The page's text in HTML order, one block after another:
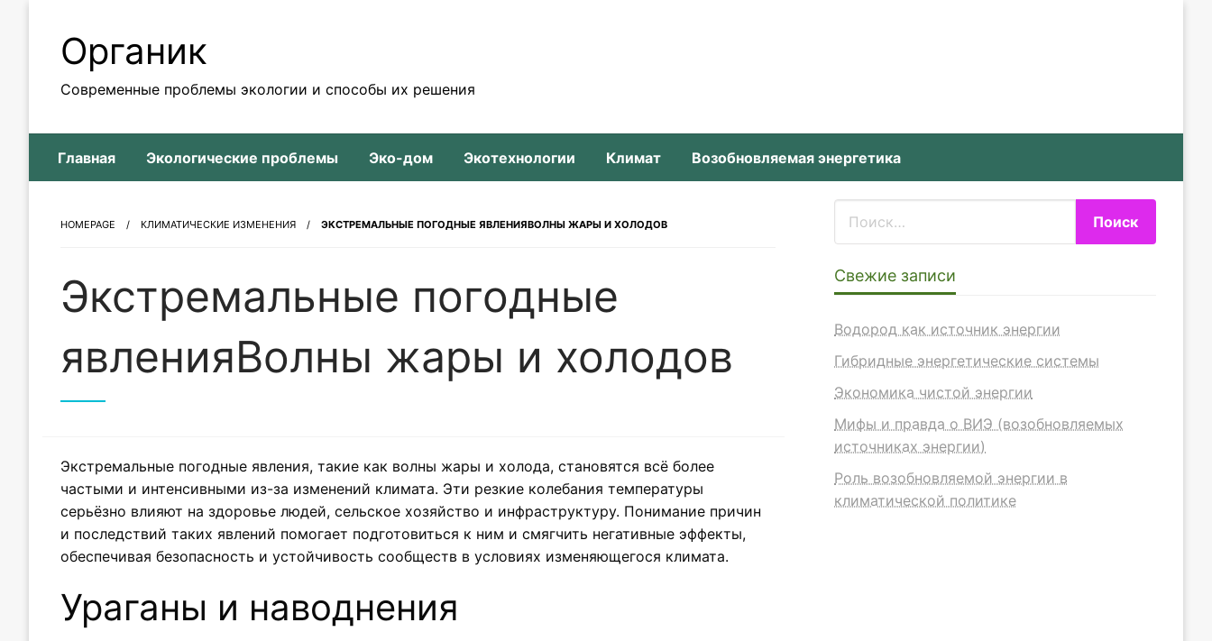
Органик
Современные проблемы экологии и способы их решения
Главная Экологические проблемы Эко-дом Экотехнологии Климат Возобновляемая энергетика
HOMEPAGE КЛИМАТИЧЕСКИЕ ИЗМЕНЕНИЯ ЭКСТРЕМАЛЬНЫЕ ПОГОДНЫЕ ЯВЛЕНИЯВОЛНЫ ЖАРЫ И ХОЛОДОВ
Экстремальные погодные
явленияВолны жары и холодов
Экстремальные погодные явления, такие как волны жары и холода, становятся всё более
частыми и интенсивными из-за изменений климата. Эти резкие колебания температуры
серьёзно влияют на здоровье людей, сельское хозяйство и инфраструктуру. Понимание причин
и последствий таких явлений помогает подготовиться к ним и смягчить негативные эффекты,
обеспечивая безопасность и устойчивость сообществ в условиях изменяющегося климата.
Ураганы и наводнения
Свежие записи
Водород как источник энергии
Гибридные энергетические системы
Экономика чистой энергии
Мифы и правда о ВИЭ (возобновляемых
источниках энергии)
Роль возобновляемой энергии в
климатической политике